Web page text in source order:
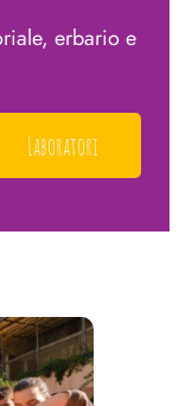
erbario e
Laboratori